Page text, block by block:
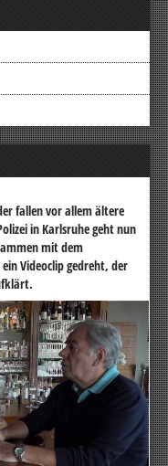
fallen vor allem ältere
in Karlsruhe geht nun
mit dem
Videoclip gedreht, der